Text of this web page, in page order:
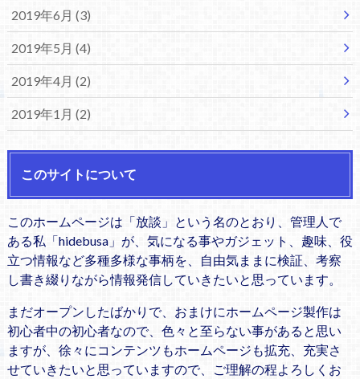
2019年6月 (3)
2019年5月 (4)
2019年4月 (2)
2019年1月 (2)
このサイトについて
このホームページは「放談」という名のとおり、管理人で
ある私「hidebusa」が、気になる事やガジェット、趣味、役
立つ情報など多種多様な事柄を、自由気ままに検証、考察
し書き綴りながら情報発信していきたいと思っています。
まだオープンしたばかりで、おまけにホームページ製作は
初心者中の初心者なので、色々と至らない事があると思い
ますが、徐々にコンテンツもホームページも拡充、充実さ
せていきたいと思っていますので、ご理解の程よろしくお